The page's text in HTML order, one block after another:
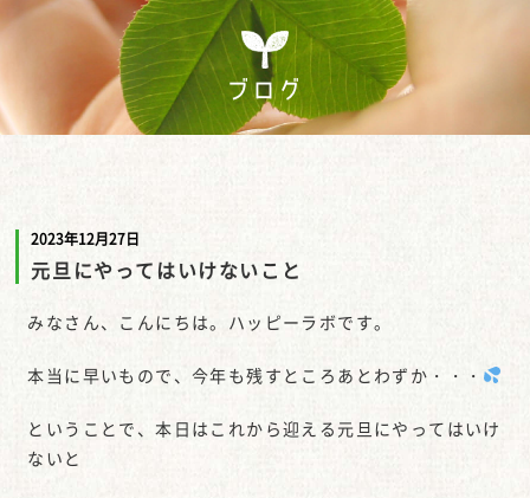
ブログ
2023年12月27日
元旦にやってはいけないこと
みなさん、こんにちは。ハッピーラボです。
本当に早いもので、今年も残すところあとわずか・・・
ということで、本日はこれから迎える元旦にやってはいけ
ないと